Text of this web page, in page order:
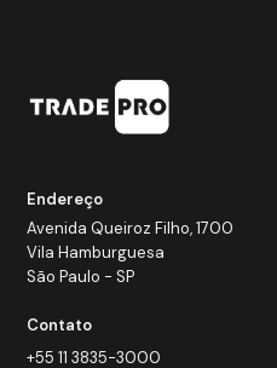
Endereço
Avenida Queiroz Filho, 1700
Vila Hamburguesa
São Paulo - SP
Contato
+55 11 3835-3000